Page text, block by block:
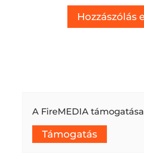
A FireMEDIA támogatása
Támogatás